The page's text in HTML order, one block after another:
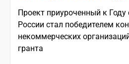
Проект приуроченный к Году
России стал победителем
некоммерческих
гранта